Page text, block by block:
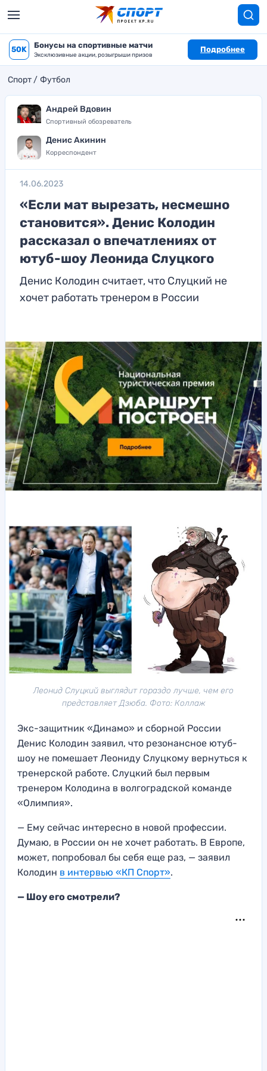
50K Бонусы на спортивные матчи
Эксклюзивные акции, розыгрыши призов
Подробнее
Спорт Футбол
Андрей Вдовин
Спортивный обозреватель
Денис Акинин
Корреспондент
14.06.2023
«Если мат вырезать, несмешно
становится». Денис Колодин
рассказал о впечатлениях от
ютуб-шоу Леонида Слуцкого
Денис Колодин считает, что Слуцкий не
хочет работать тренером в России
Леонид Слуцкий выглядит гораздо лучше, чем его
представляет Дзюба. Фото: Коллаж
Экс-защитник «Динамо» и сборной России
Денис Колодин заявил, что резонансное ютуб-
шоу не помешает Леониду Слуцкому вернуться к
тренерской работе. Слуцкий был первым
тренером Колодина в волгоградской команде
«Олимпия».
— Ему сейчас интересно в новой профессии.
Думаю, в России он не хочет работать. В Европе,
может, попробовал бы себя еще раз, — заявил
Колодин в интервью «КП Спорт».
— Шоу его смотрели?